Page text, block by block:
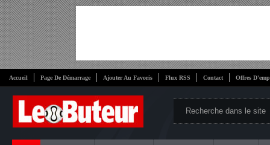
Accueil Page De Démarrage Ajouter Au Favoris Flux RSS Contact Offres